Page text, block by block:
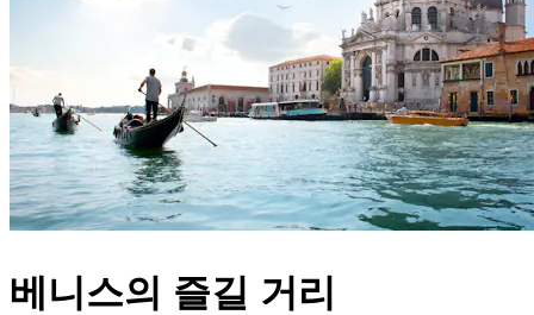
베니스의 즐길 거리